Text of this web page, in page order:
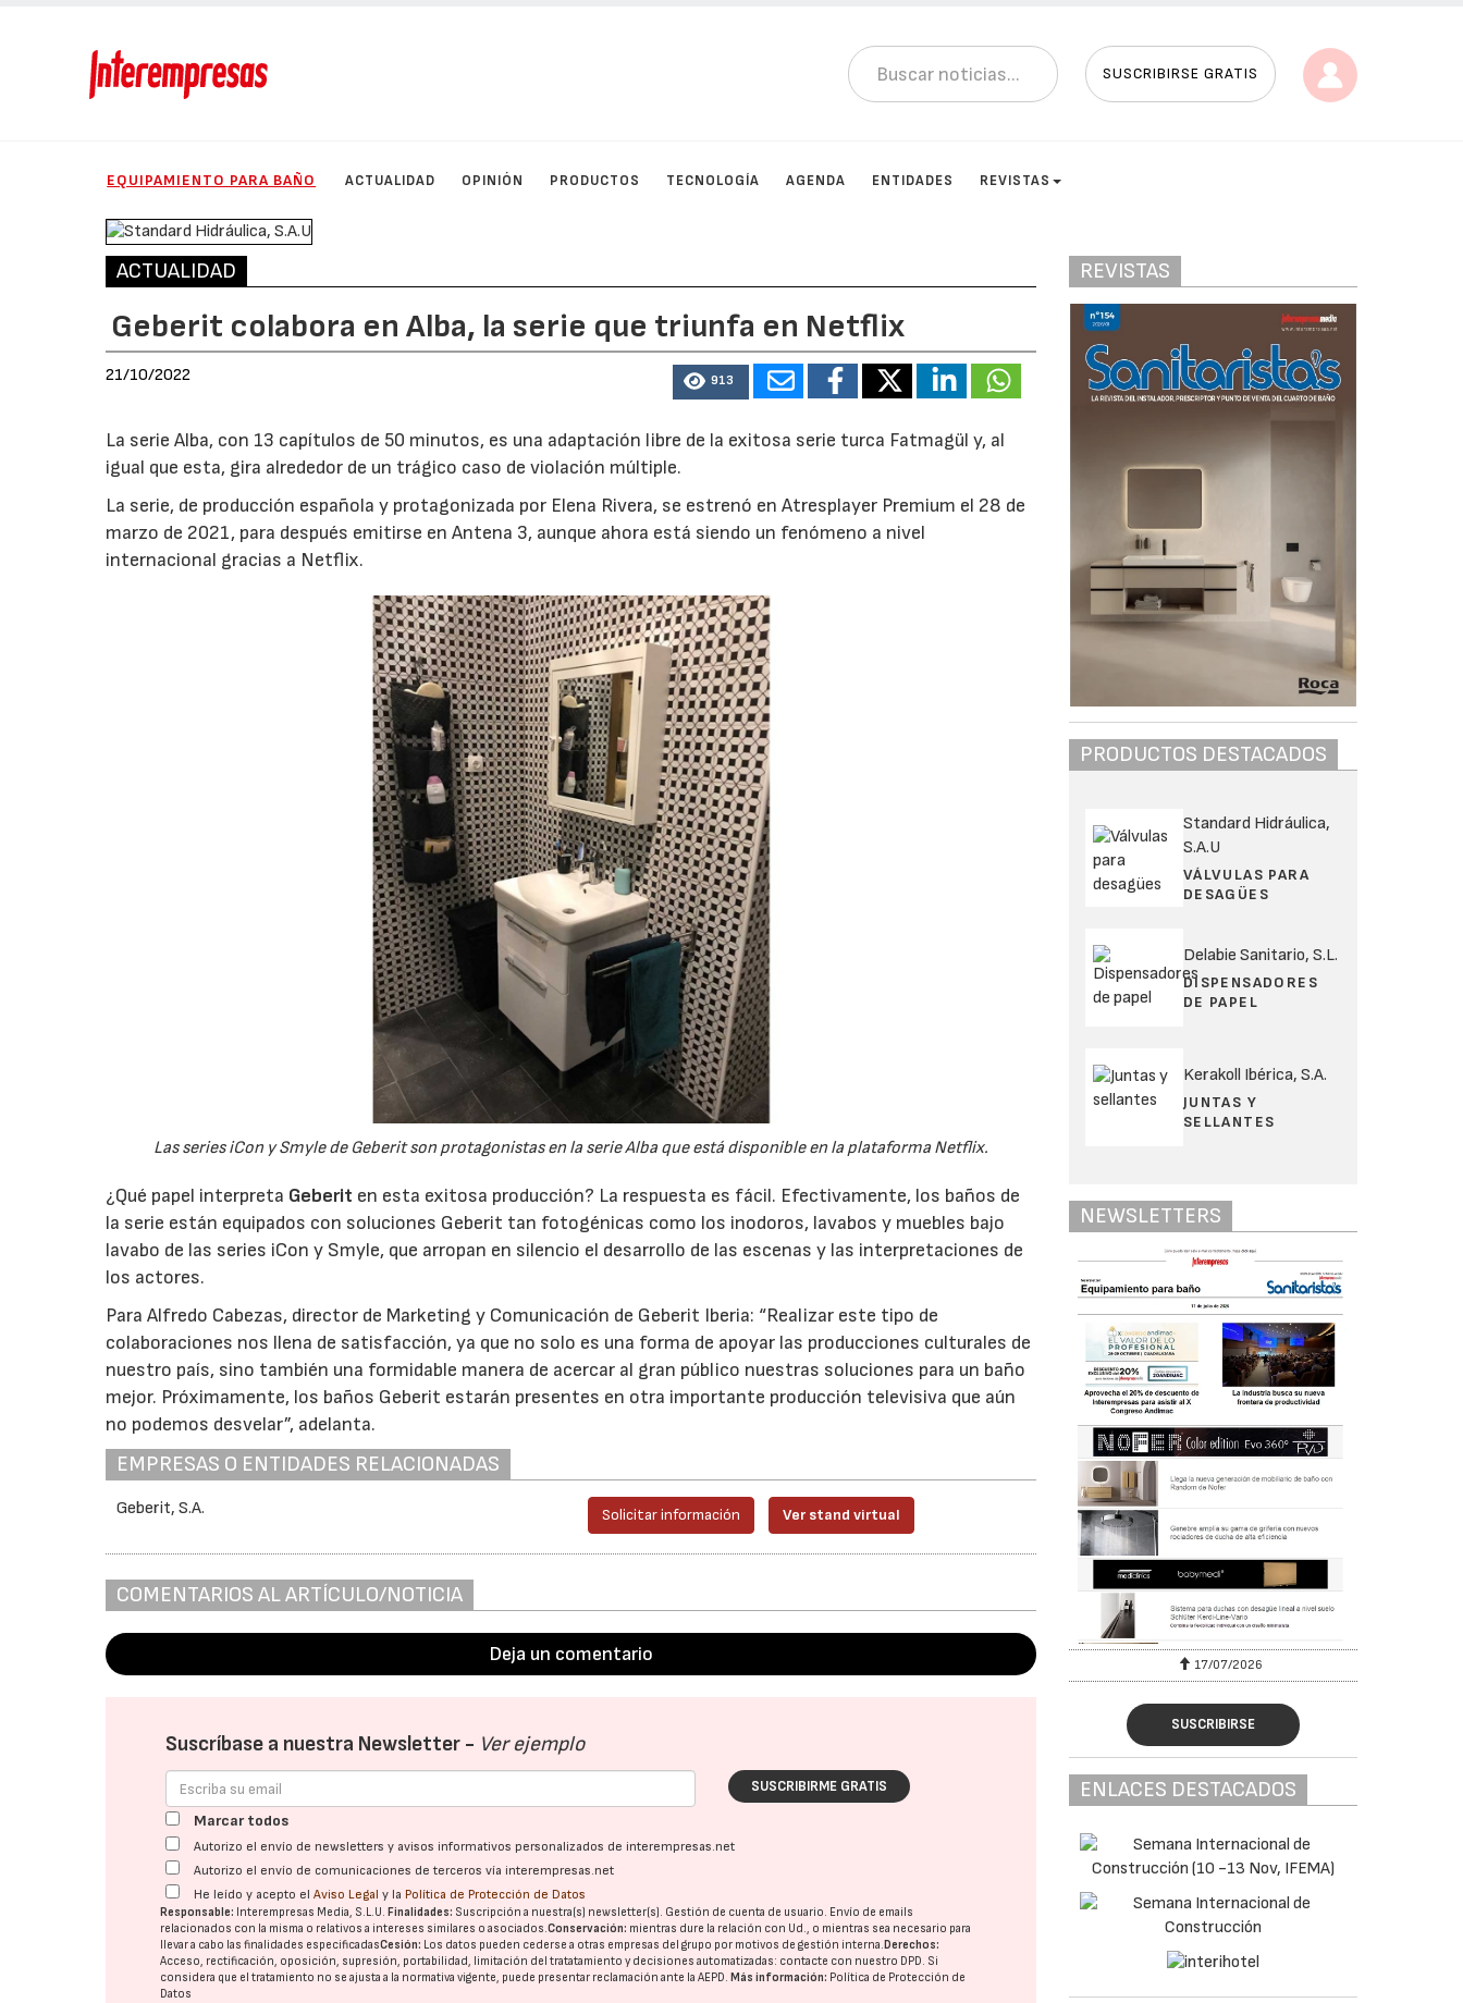
SUSCRIBIRSE GRATIS
EQUIPAMIENTO PARA BAÑO ACTUALIDAD OPINIÓN PRODUCTOS TECNOLOGÍA AGENDA ENTIDADES REVISTAS
ACTUALIDAD
Geberit colabora en Alba, la serie que triunfa en Netflix
21/10/2022 913
La serie Alba, con 13 capítulos de 50 minutos, es una adaptación libre de la exitosa serie turca Fatmagül y, al
igual que esta, gira alrededor de un trágico caso de violación múltiple.
La serie, de producción española y protagonizada por Elena Rivera, se estrenó en Atresplayer Premium el 28 de
marzo de 2021, para después emitirse en Antena 3, aunque ahora está siendo un fenómeno a nivel
internacional gracias a Netflix.
Las series iCon y Smyle de Geberit son protagonistas en la serie Alba que está disponible en la plataforma Netflix.
¿Qué papel interpreta Geberit en esta exitosa producción? La respuesta es fácil. Efectivamente, los baños de
la serie están equipados con soluciones Geberit tan fotogénicas como los inodoros, lavabos y muebles bajo
lavabo de las series iCon y Smyle, que arropan en silencio el desarrollo de las escenas y las interpretaciones de
los actores.
Para Alfredo Cabezas, director de Marketing y Comunicación de Geberit Iberia: “Realizar este tipo de
colaboraciones nos llena de satisfacción, ya que no solo es una forma de apoyar las producciones culturales de
nuestro país, sino también una formidable manera de acercar al gran público nuestras soluciones para un baño
mejor. Próximamente, los baños Geberit estarán presentes en otra importante producción televisiva que aún
no podemos desvelar”, adelanta.
EMPRESAS O ENTIDADES RELACIONADAS
Geberit, S.A. Solicitar información Ver stand virtual
COMENTARIOS AL ARTÍCULO/NOTICIA
Deja un comentario
Suscríbase a nuestra Newsletter - Ver ejemplo
SUSCRIBIRME GRATIS
Marcar todos
Autorizo el envío de newsletters y avisos informativos personalizados de interempresas.net
Autorizo el envío de comunicaciones de terceros vía interempresas.net
He leído y acepto elAviso Legal y la Política de Protección de Datos
Responsable: Interempresas Media, S.L.U. Finalidades: Suscripción a nuestra(s) newsletter(s). Gestión de cuenta de usuario. Envío de emails
relacionados con la misma o relativos a intereses similares o asociados.Conservación: mientras dure la relación con Ud., o mientras sea necesario para
llevar a cabo las finalidades especificadasCesión: Los datos pueden cederse a otras empresas del grupo por motivos de gestión interna. Derechos:
Acceso, rectificación, oposición, supresión, portabilidad, limitación del tratatamiento y decisiones automatizadas: contacte con nuestro DPD. Si
considera que el tratamiento no se ajusta a la normativa vigente, puede presentar reclamación ante laAEPD. Más información: Política de Protección de
Datos
REVISTAS
PRODUCTOS DESTACADOS
Standard Hidráulica,
S.A.U
VÁLVULAS PARA
DESAGÜES
Delabie Sanitario, S.L.
DISPENSADORES
DE PAPEL
Kerakoll Ibérica, S.A.
JUNTAS Y
SELLANTES
NEWSLETTERS
17/07/2026 17/07/2026
SUSCRIBIRSE
ENLACES DESTACADOS